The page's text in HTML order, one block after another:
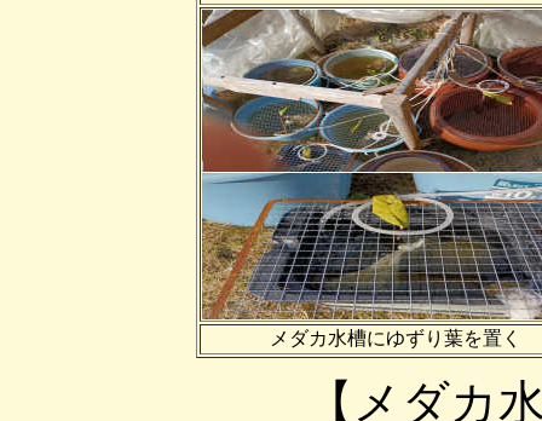
メダカ水槽にゆずり葉を置く
【メダカ